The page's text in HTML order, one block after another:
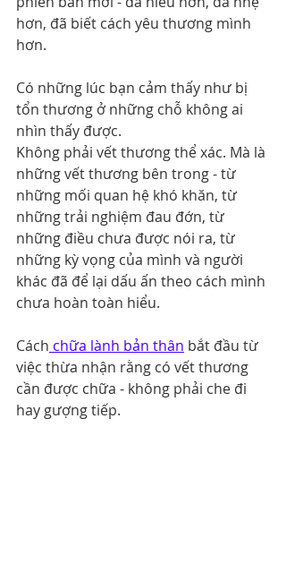
hơn, đã biết cách yêu thương mình
hơn.
Có những lúc bạn cảm thấy như bị
tổn thương ở những chỗ không ai
nhìn thấy được.
Không phải vết thương thể xác. Mà là
những vết thương bên trong - từ
những mối quan hệ khó khăn, từ
những trải nghiệm đau đớn, từ
những điều chưa được nói ra, từ
những kỳ vọng của mình và người
khác đã để lại dấu ấn theo cách mình
chưa hoàn toàn hiểu.
Cách chữa lành bản thân bắt đầu từ
việc thừa nhận rằng có vết thương
cần được chữa - không phải che đi
hay gượng tiếp.